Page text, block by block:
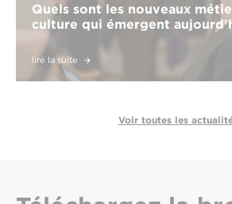
Quels sont les nouveaux
culture qui émergent
lire la suite
Voir toutes les